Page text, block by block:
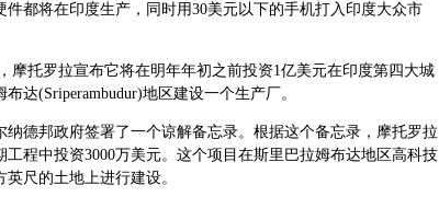
件都将在印度生产，同时用30美元以下的手机打入印度大众市
托罗拉宣布它将在明年年初之前投资1亿美元在印度第四大城
达(Sriperambudur)地区建设一个生产厂。
邦政府签署了一个谅解备忘录。根据这个备忘录，摩托罗拉
程中投资3000万美元。这个项目在斯里巴拉姆布达地区高科技
尺的土地上进行建设。